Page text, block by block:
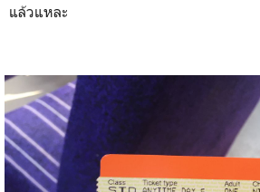
แล้วแหละ